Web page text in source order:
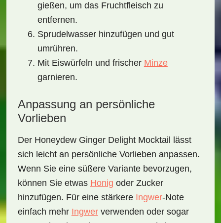
gießen, um das Fruchtfleisch zu
entfernen.
Sprudelwasser hinzufügen und gut
umrühren.
Mit Eiswürfeln und frischer Minze
garnieren.
Anpassung an persönliche
Vorlieben
Der Honeydew Ginger Delight Mocktail
lässt
sich leicht an persönliche Vorlieben anpassen.
Wenn Sie eine süßere Variante bevorzugen,
können Sie etwas Honig oder Zucker
hinzufügen. Für eine stärkere Ingwer-Note
einfach mehr Ingwerverwenden oder sogar